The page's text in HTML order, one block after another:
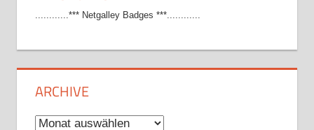
............*** Netgalley Badges ***............
ARCHIVE
Archive